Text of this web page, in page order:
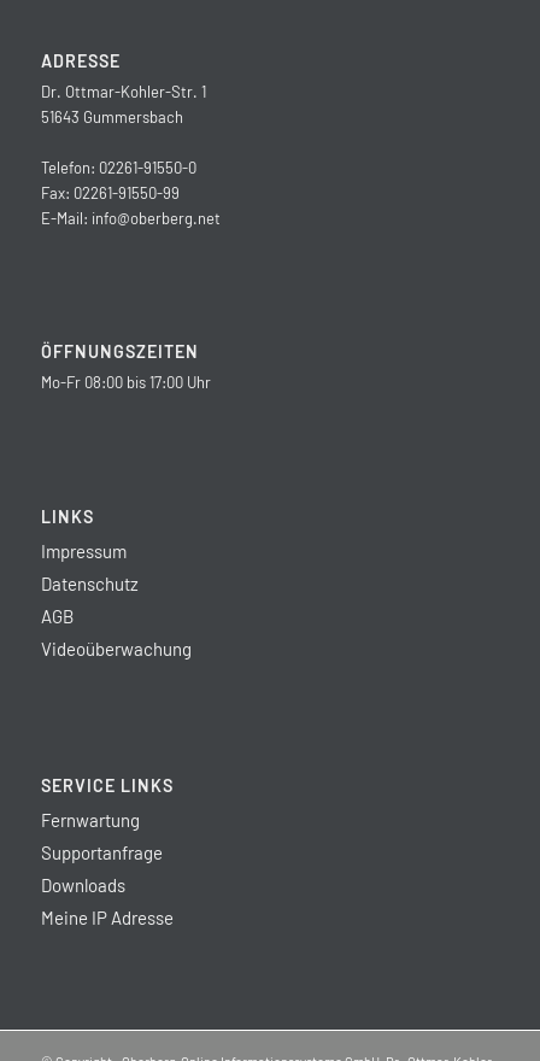
ADRESSE
Dr. Ottmar-Kohler-Str. 1
51643 Gummersbach
Telefon: 02261-91550-0
Fax: 02261-91550-99
E-Mail: info@oberberg.net
ÖFFNUNGSZEITEN
Mo-Fr 08:00 bis 17:00 Uhr
LINKS
Impressum
Datenschutz
AGB
Videoüberwachung
SERVICE LINKS
Fernwartung
Supportanfrage
Downloads
Meine IP Adresse